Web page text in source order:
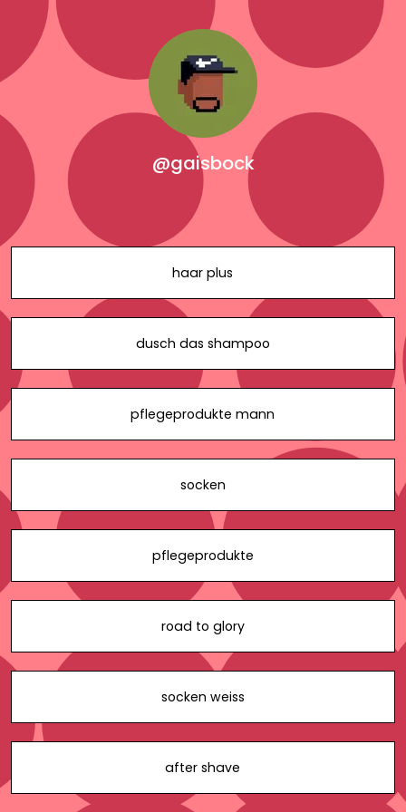
@gaisbock
haar plus
dusch das shampoo
pflegeprodukte mann
socken
pflegeprodukte
road to glory
socken weiss
after shave